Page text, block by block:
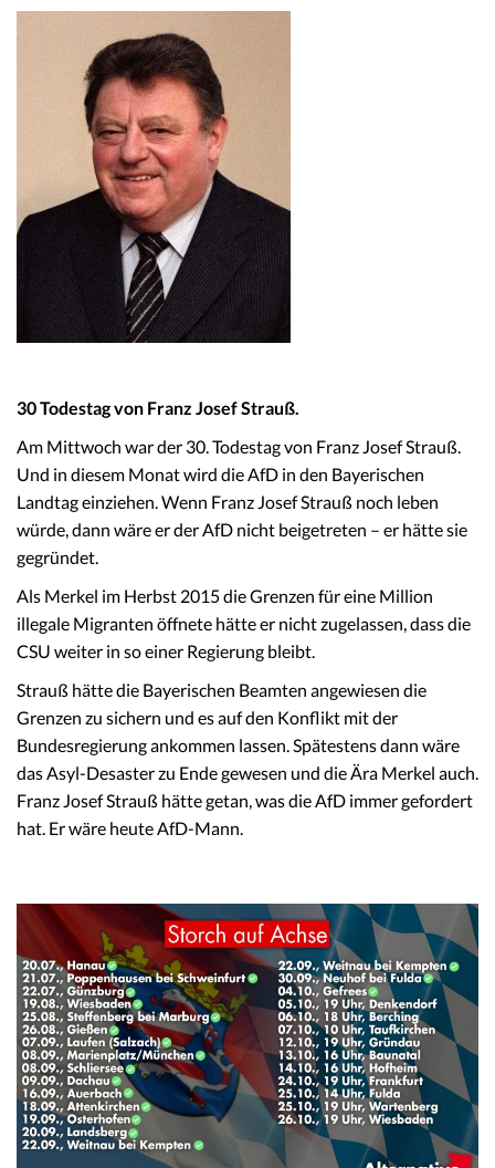
30 Todestag von Franz Josef Strauß.
Am Mittwoch war der 30. Todestag von Franz Josef Strauß.
Und in diesem Monat wird die AfD in den Bayerischen
Landtag einziehen. Wenn Franz Josef Strauß noch leben
würde, dann wäre er der AfD nicht beigetreten – er hätte sie
gegründet.
Als Merkel im Herbst 2015 die Grenzen für eine Million
illegale Migranten öffnete hätte er nicht zugelassen, dass die
CSU weiter in so einer Regierung bleibt.
Strauß hätte die Bayerischen Beamten angewiesen die
Grenzen zu sichern und es auf den Konflikt mit der
Bundesregierung ankommen lassen. Spätestens dann wäre
das Asyl-Desaster zu Ende gewesen und die Ära Merkel auch.
Franz Josef Strauß hätte getan, was die AfD immer gefordert
hat. Er wäre heute AfD-Mann.